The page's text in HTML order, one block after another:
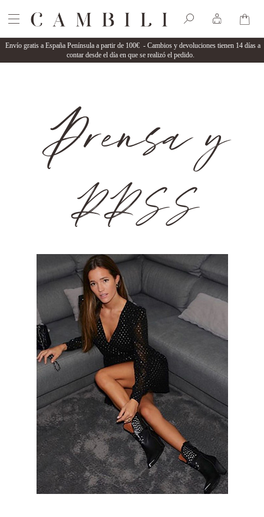
Envío gratis a España Península a partir de 100€ - Cambios y devoluciones tienen 14 días a
contar desde el día en que se realizó el pedido.
Prensa y
RRSS
Malena Costa